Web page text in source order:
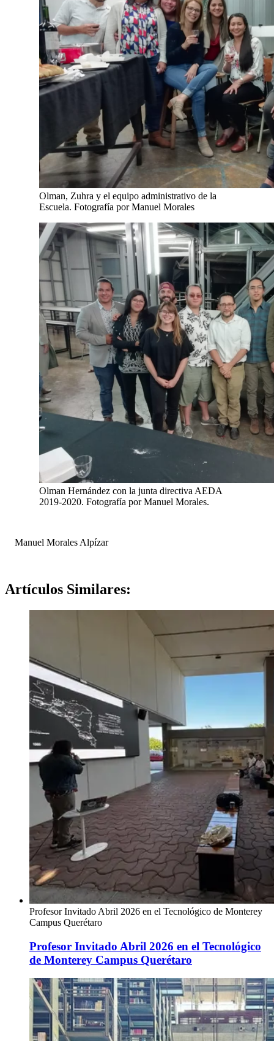
Olman, Zuhra y el equipo administrativo de la
Escuela. Fotografía por Manuel Morales
Olman Hernández con la junta directiva AEDA
2019-2020. Fotografía por Manuel Morales.
Manuel Morales Alpízar
Artículos Similares:
Profesor Invitado Abril 2026 en el Tecnológico de Monterey
Campus Querétaro
Profesor Invitado Abril 2026 en el Tecnológico
de Monterey Campus Querétaro